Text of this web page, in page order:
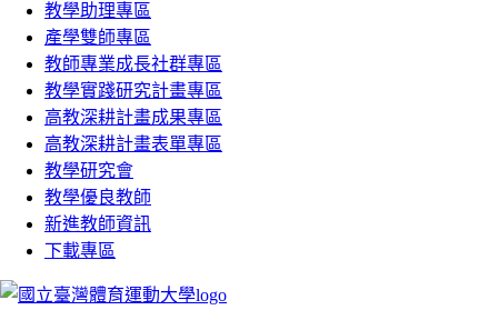
教學助理專區
產學雙師專區
教師專業成長社群專區
教學實踐研究計畫專區
高教深耕計畫成果專區
高教深耕計畫表單專區
教學研究會
教學優良教師
新進教師資訊
下載專區